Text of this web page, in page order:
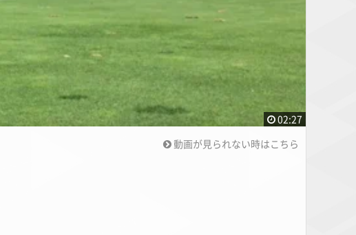
02:27
動画が見られない時はこちら